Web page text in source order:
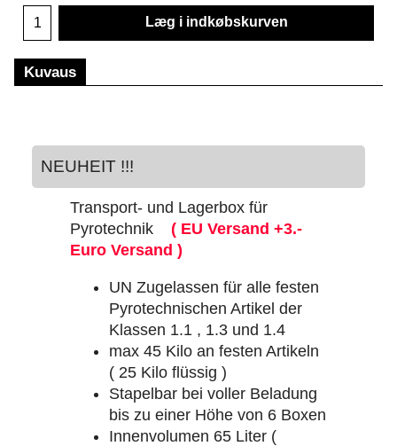
Læg i indkøbskurven
Kuvaus
NEUHEIT !!!
Transport- und Lagerbox für
Pyrotechnik ( EU Versand +3.-
Euro Versand )
UN Zugelassen für alle festen
Pyrotechnischen Artikel der
Klassen 1.1 , 1.3 und 1.4
max 45 Kilo an festen Artikeln
( 25 Kilo flüssig )
Stapelbar bei voller Beladung
bis zu einer Höhe von 6 Boxen
Innenvolumen 65 Liter (